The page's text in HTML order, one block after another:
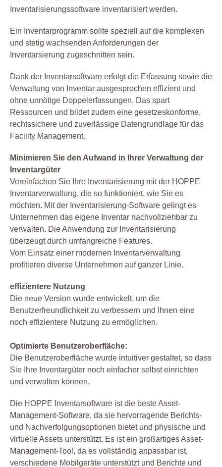
Inventarisierungssoftware inventarisiert werden.
Ein Inventarprogramm sollte speziell auf die komplexen
und stetig wachsenden Anforderungen der
Inventarsierung zugeschnitten sein.
Dank der Inventarsoftware erfolgt die Erfassung sowie die
Verwaltung von Inventar ausgesprochen effizient und
ohne unnötige Doppelerfassungen. Das spart
Ressourcen und bildet zudem eine gesetzeskonforme,
rechtssichere und zuverlässige Datengrundlage für das
Facility Management.
Minimieren Sie den Aufwand in Ihrer Verwaltung der
Inventargüter
Vereinfachen Sie Ihre Inventarisierung mit der HOPPE
Inventarverwaltung, die so funktioniert, wie Sie es
möchten. Mit der Inventarisierung-Software gelingt es
Unternehmen das eigene Inventar nachvollziehbar zu
verwalten. Die Anwendung zur Inventarisierung
überzeugt durch umfangreiche Features.
Vom Einsatz einer modernen Inventarverwaltung
profitieren diverse Unternehmen auf ganzer Linie.
effizientere Nutzung
Die neue Version wurde entwickelt, um die
Benutzerfreundlichkeit zu verbessern und Ihnen eine
noch effizientere Nutzung zu ermöglichen.
Optimierte Benutzeroberfläche:
Die Benutzeroberfläche wurde intuitiver gestaltet, so dass
Sie Ihre Inventargüter noch einfacher selbst einrichten
und verwalten können.
Die HOPPE Inventarsoftware ist die beste Asset-
Management-Software, da sie hervorragende Berichts-
und Nachverfolgungsoptionen bietet und physische und
virtuelle Assets unterstützt. Es ist ein großartiges Asset-
Management-Tool, da es vollständig anpassbar ist,
verschiedene Mobilgeräte unterstützt und Berichte und